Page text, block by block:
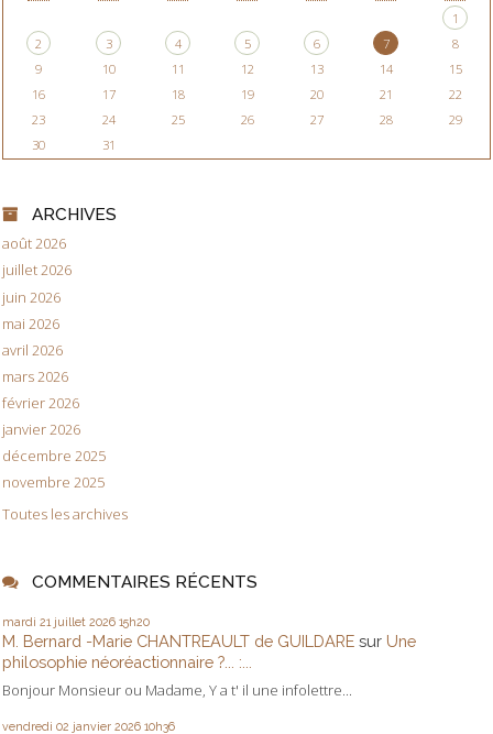
1
2
3 4 5 6 7
8
9
10 11 12 13 14
15
16
17 18 19 20 21
22
23
24 25 26 27 28
29
30
31
ARCHIVES
août 2026
juillet 2026
juin 2026
mai 2026
avril 2026
mars 2026
février 2026
janvier 2026
décembre 2025
novembre 2025
Toutes les archives
COMMENTAIRES RÉCENTS
mardi 21 juillet 2026 15h20
M. Bernard -Marie CHANTREAULT de GUILDARE sur Une
philosophie néoréactionnaire ?... :...
Bonjour Monsieur ou Madame, Y a t' il une infolettre...
vendredi 02 janvier 2026 10h36